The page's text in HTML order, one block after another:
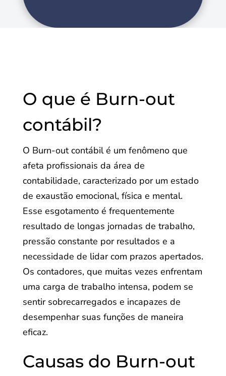
O que é Burn-out
contábil?
O Burn-out contábil é um fenômeno que
afeta profissionais da área de
contabilidade, caracterizado por um estado
de exaustão emocional, física e mental.
Esse esgotamento é frequentemente
resultado de longas jornadas de trabalho,
pressão constante por resultados e a
necessidade de lidar com prazos apertados.
Os contadores, que muitas vezes enfrentam
uma carga de trabalho intensa, podem se
sentir sobrecarregados e incapazes de
desempenhar suas funções de maneira
eficaz.
Causas do Burn-out